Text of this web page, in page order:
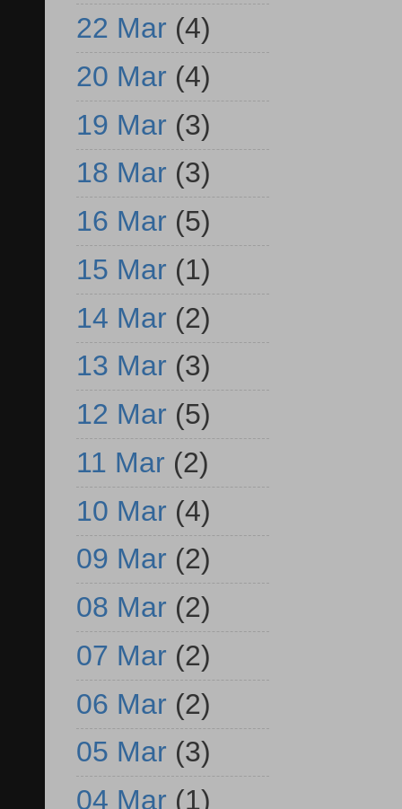
22 Mar (4)
20 Mar (4)
19 Mar (3)
18 Mar (3)
16 Mar (5)
15 Mar (1)
14 Mar (2)
13 Mar (3)
12 Mar (5)
11 Mar (2)
10 Mar (4)
09 Mar (2)
08 Mar (2)
07 Mar (2)
06 Mar (2)
05 Mar (3)
04 Mar (1)